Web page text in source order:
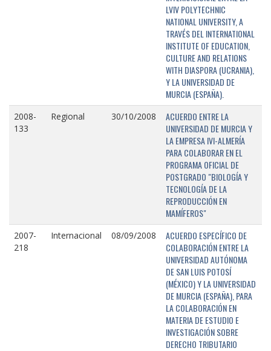
LVIV POLYTECHNIC
NATIONAL UNIVERSITY, A
TRAVÉS DEL INTERNATIONAL
INSTITUTE OF EDUCATION,
CULTURE AND RELATIONS
WITH DIASPORA (UCRANIA),
Y LA UNIVERSIDAD DE
MURCIA (ESPAÑA).
2008-
133
Regional 30/10/2008
ACUERDO ENTRE LA
UNIVERSIDAD DE MURCIA Y
LA EMPRESA IVI-ALMERÍA
PARA COLABORAR EN EL
PROGRAMA OFICIAL DE
POSTGRADO "BIOLOGÍA Y
TECNOLOGÍA DE LA
REPRODUCCIÓN EN
MAMÍFEROS"
2007-
218
Internacional 08/09/2008
ACUERDO ESPECÍFICO DE
COLABORACIÓN ENTRE LA
UNIVERSIDAD AUTÓNOMA
DE SAN LUIS POTOSÍ
(MÉXICO) Y LA UNIVERSIDAD
DE MURCIA (ESPAÑA), PARA
LA COLABORACIÓN EN
MATERIA DE ESTUDIO E
INVESTIGACIÓN SOBRE
DERECHO TRIBUTARIO